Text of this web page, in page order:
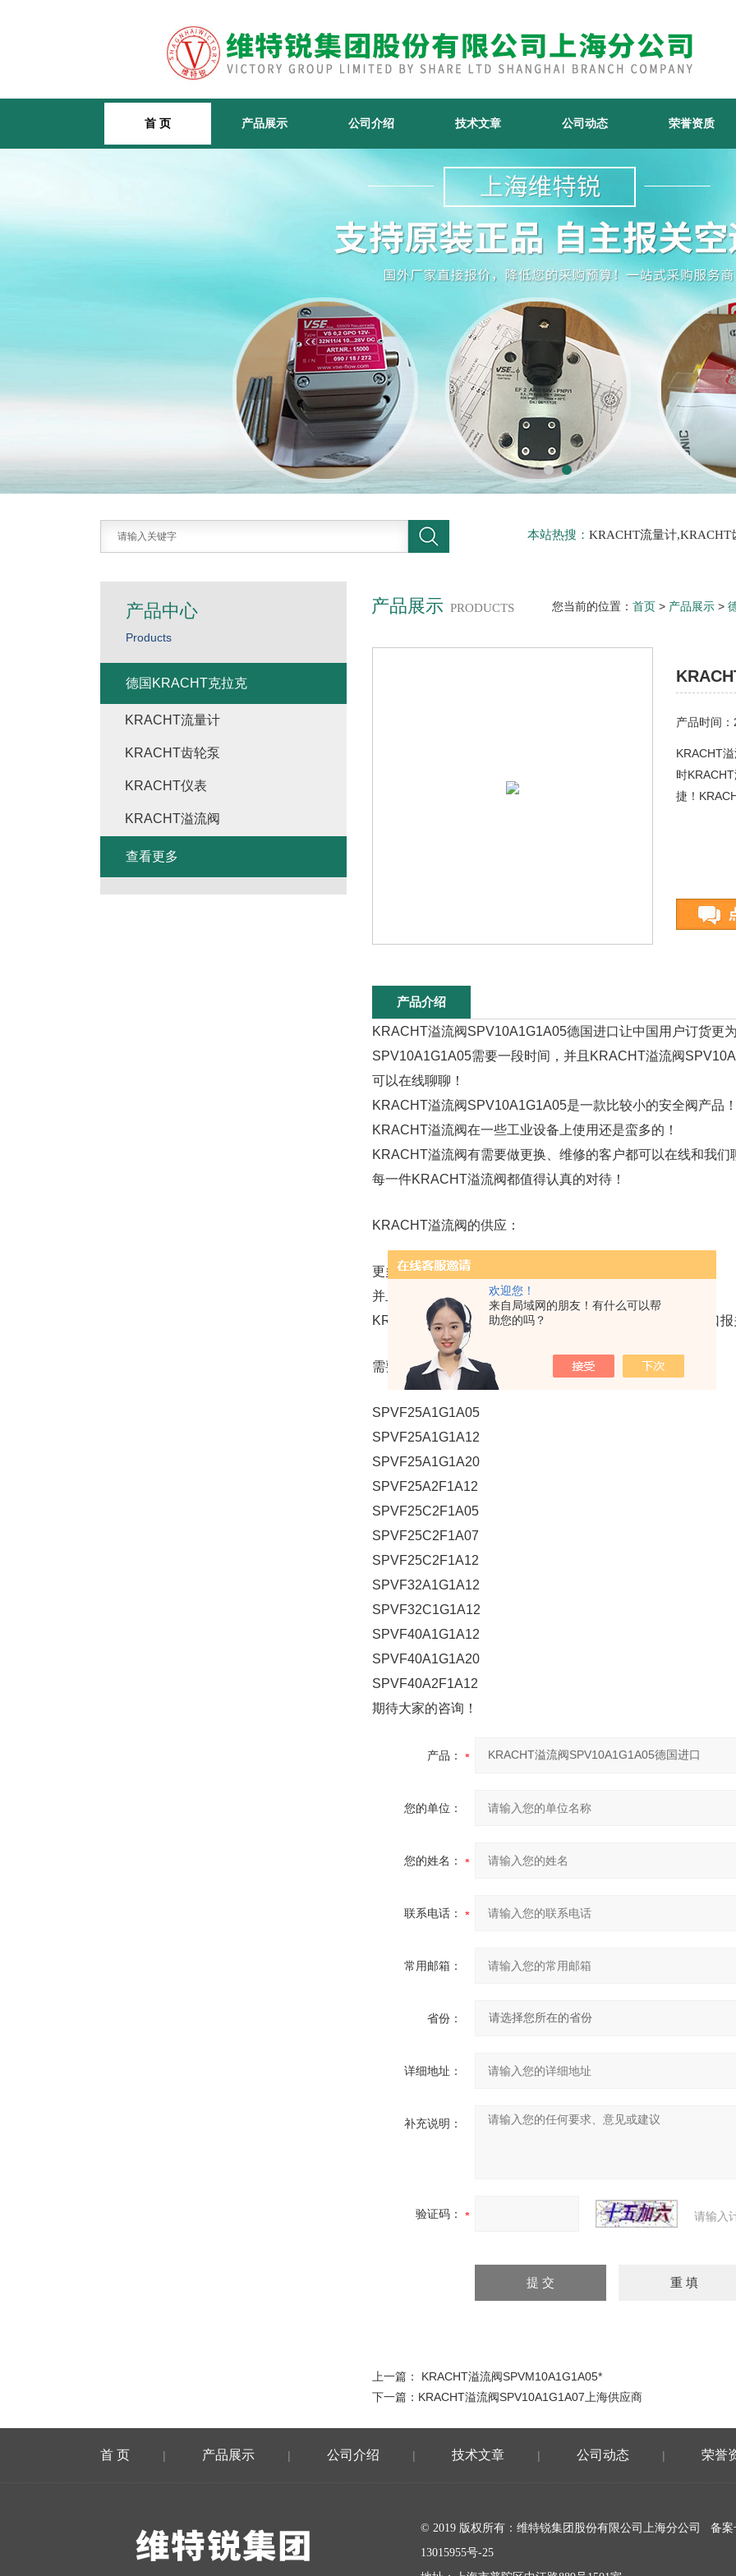
欢迎您！
来自局域网的朋友！有什么可以帮
助您的吗？
首 页 产品展示 公司介绍 技术文章 公司动态 荣誉资质
本站热搜： KRACHT流量计,KRACHT
产品展示 PRODUCTS 您当前的位置： 首页 > 产品展示 >
产品时间
KRACHT
时
捷！
产品介绍
KRACHT溢流阀SPV10A1G1A05德国进口让中国用户订货更
SPV10A1G1A05需要一段时间，并且KRACHT溢流阀
可以在线聊聊！
KRACHT溢流阀SPV10A1G1A05是一款比较小的安全阀产品！
KRACHT溢流阀在一些工业设备上使用还是蛮多的！
KRACHT溢流阀有需要做更换、维修的客户都可以在线和我们
每一件KRACHT溢流阀都值得认真的对待！
KRACHT溢流阀的供应：
更多KRACHT溢流阀的产品信息都可以关注我们的发布！
并且提供KRACHT溢流阀很好的供应服务！
KRACHT溢流阀支持德国进口，KRACHT溢流阀可提供进口报
需要KRACHT溢流阀的型号核实都可以在线和我们聊聊！
SPVF25A1G1A05
SPVF25A1G1A12
SPVF25A1G1A20
SPVF25A2F1A12
SPVF25C2F1A05
SPVF25C2F1A07
SPVF25C2F1A12
SPVF32A1G1A12
SPVF32C1G1A12
SPVF40A1G1A12
SPVF40A1G1A20
SPVF40A2F1A12
期待大家的咨询！
产品：
您的单位：
您的姓名：
联系电话：
常用邮箱：
省份：
详细地址：
补充说明：
验证码： 请输入
上一篇： KRACHT溢流阀SPVM10A1G1A05*
下一篇： KRACHT溢流阀SPV10A1G1A07上海供应商
产品中心
Products
德国KRACHT克拉克
KRACHT流量计
KRACHT齿轮泵
KRACHT仪表
KRACHT溢流阀
查看更多
首 页 | 产品展示 | 公司介绍 | 技术文章 | 公司动态 | 荣誉
© 2019 版权所有：维特锐集团股份有限公司上海分公司 备案
13015955号-25